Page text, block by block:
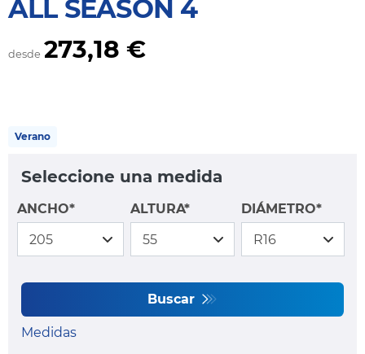
ALL SEASON 4
desde 273,18 €
Verano
Seleccione una medida
ANCHO* ALTURA* DIÁMETRO*
Buscar
Medidas